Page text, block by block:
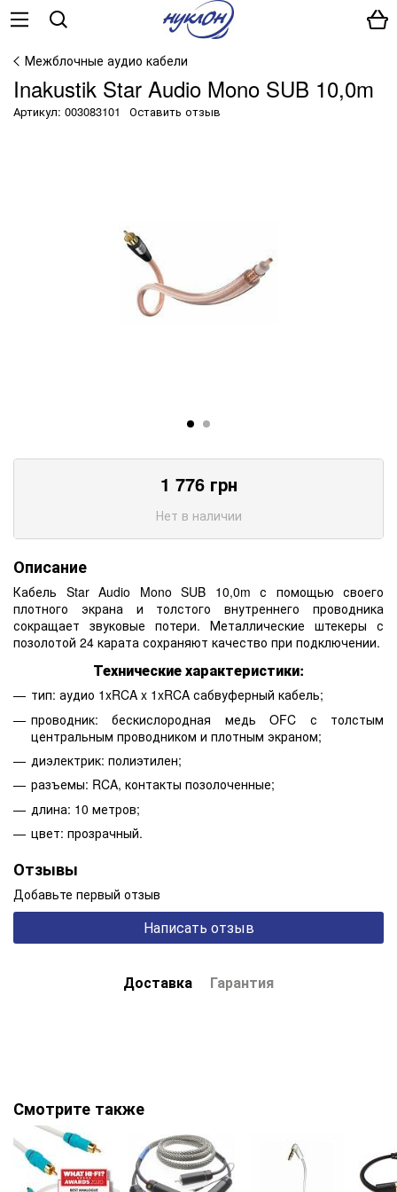
Межблочные аудио кабели
Inakustik Star Audio Mono SUB 10,0m
Артикул: 003083101 Оставить отзыв
1 776грн
Нет в наличии
Описание
Кабель Star Audio Mono SUB 10,0m с помощью своего
плотного экрана и толстого внутреннего проводника
сокращает звуковые потери. Металлические штекеры с
позолотой 24 карата сохраняют качество при подключении.
Технические характеристики:
тип: аудио 1xRCA x 1xRCA сабвуферный кабель;
проводник: бескислородная медь OFC с толстым
центральным проводником и плотным экраном;
диэлектрик: полиэтилен;
разъемы: RCA, контакты позолоченные;
длина: 10 метров;
цвет: прозрачный.
Отзывы
Добавьте первый отзыв
Написать отзыв
Доставка Гарантия
Смотрите также